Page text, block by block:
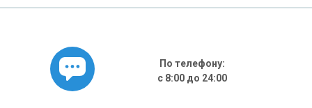
По телефону:
с 8:00 до 24:00